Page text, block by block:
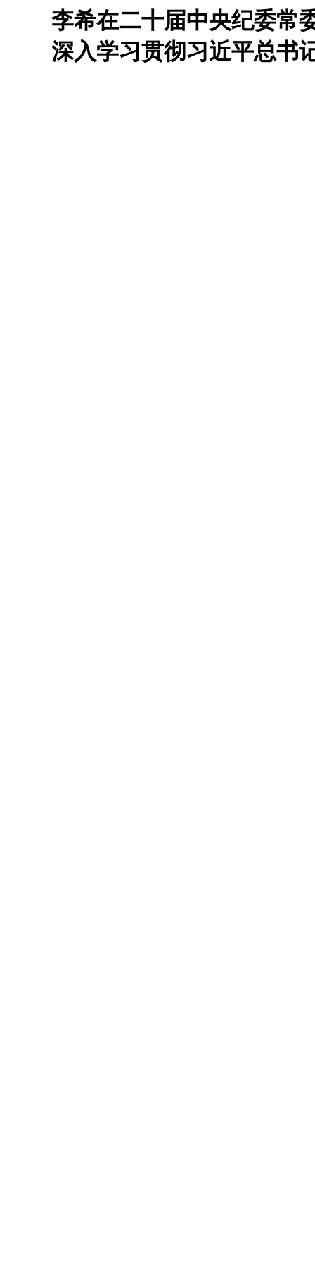
李希在二十届中央纪委常
深入学习贯彻习近平总书